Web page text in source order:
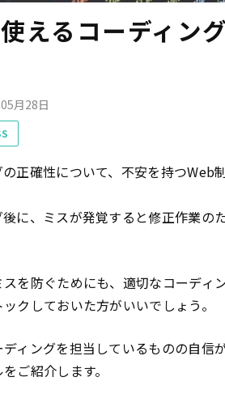
えるコーディン
月28日
正確性について、不安を持つWeb
後に、ミスが発覚すると修正作業の
を防ぐためにも、適切なコーディ
クしておいた方がいいでしょう。
ィングを担当しているものの自信
ご紹介します。